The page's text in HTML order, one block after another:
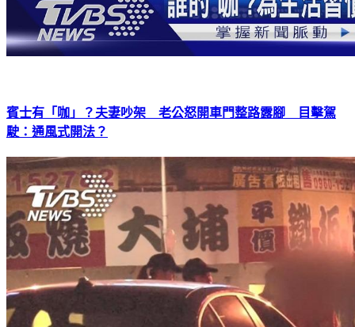
賓士有「咖」？夫妻吵架 老公怒開車門整路露腳 目擊駕
駛：通風式開法？